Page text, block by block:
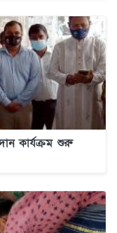
কার্যক্রম শুরু